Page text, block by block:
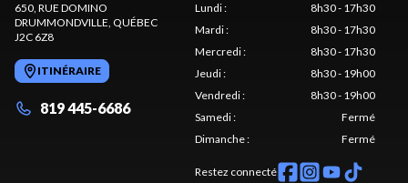
650, RUE DOMINO
DRUMMONDVILLE, QUÉBEC
J2C 6Z8
ITINÉRAIRE
819 445-6686
Lundi:
8h30 - 17h30
Mardi:
8h30 - 17h30
Mercredi:
8h30 - 17h30
Jeudi:
8h30 - 19h00
Vendredi:
8h30 - 19h00
Samedi:
Fermé
Dimanche: Fermé
Restez connecté